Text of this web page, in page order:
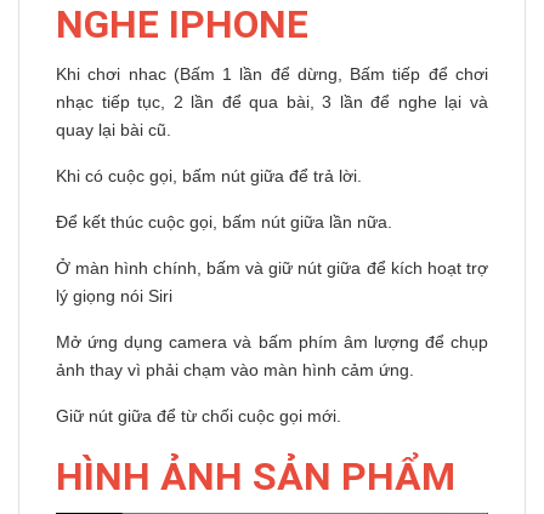
NGHE IPHONE
Khi chơi nhac (Bấm 1 lần để dừng, Bấm tiếp để chơi
nhạc tiếp tục, 2 lần để qua bài, 3 lần để nghe lại và
quay lại bài cũ.
Khi có cuộc gọi, bấm nút giữa để trả lời.
Để kết thúc cuộc gọi, bấm nút giữa lần nữa.
Ở màn hình chính, bấm và giữ nút giữa để kích hoạt trợ
lý giọng nói Siri
Mở ứng dụng camera và bấm phím âm lượng để chụp
ảnh thay vì phải chạm vào màn hình cảm ứng.
Giữ nút giữa để từ chối cuộc gọi mới.
HÌNH ẢNH SẢN PHẨM